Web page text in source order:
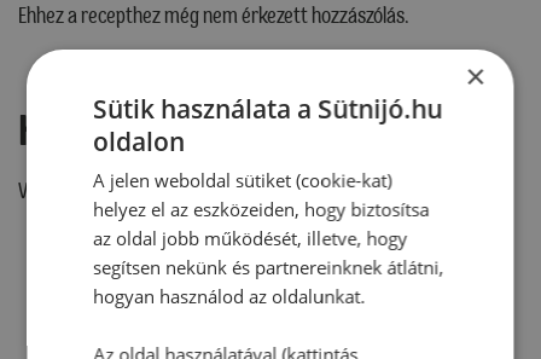
Ehhez a recepthez még nem érkezett hozzászólás.
Hozzászólás írása
Vélemény írásához, kérjük,jelentkezz be!
RECEPTAJÁNLÓ
×
Sütik használata a Sütnijó.hu
oldalon
A jelen weboldal sütiket (cookie-kat)
helyez el az eszközeiden, hogy biztosítsa
az oldal jobb működését, illetve, hogy
segítsen nekünk és partnereinknek átlátni,
hogyan használod az oldalunkat.
Az oldal használatával (kattintás,